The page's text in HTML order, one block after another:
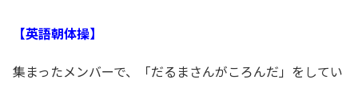
【英語朝体操】
集まったメンバーで、「だるまさんがころんだ」をしてい